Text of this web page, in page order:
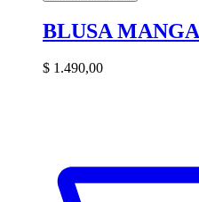
BLUSA
$ 1.490,00